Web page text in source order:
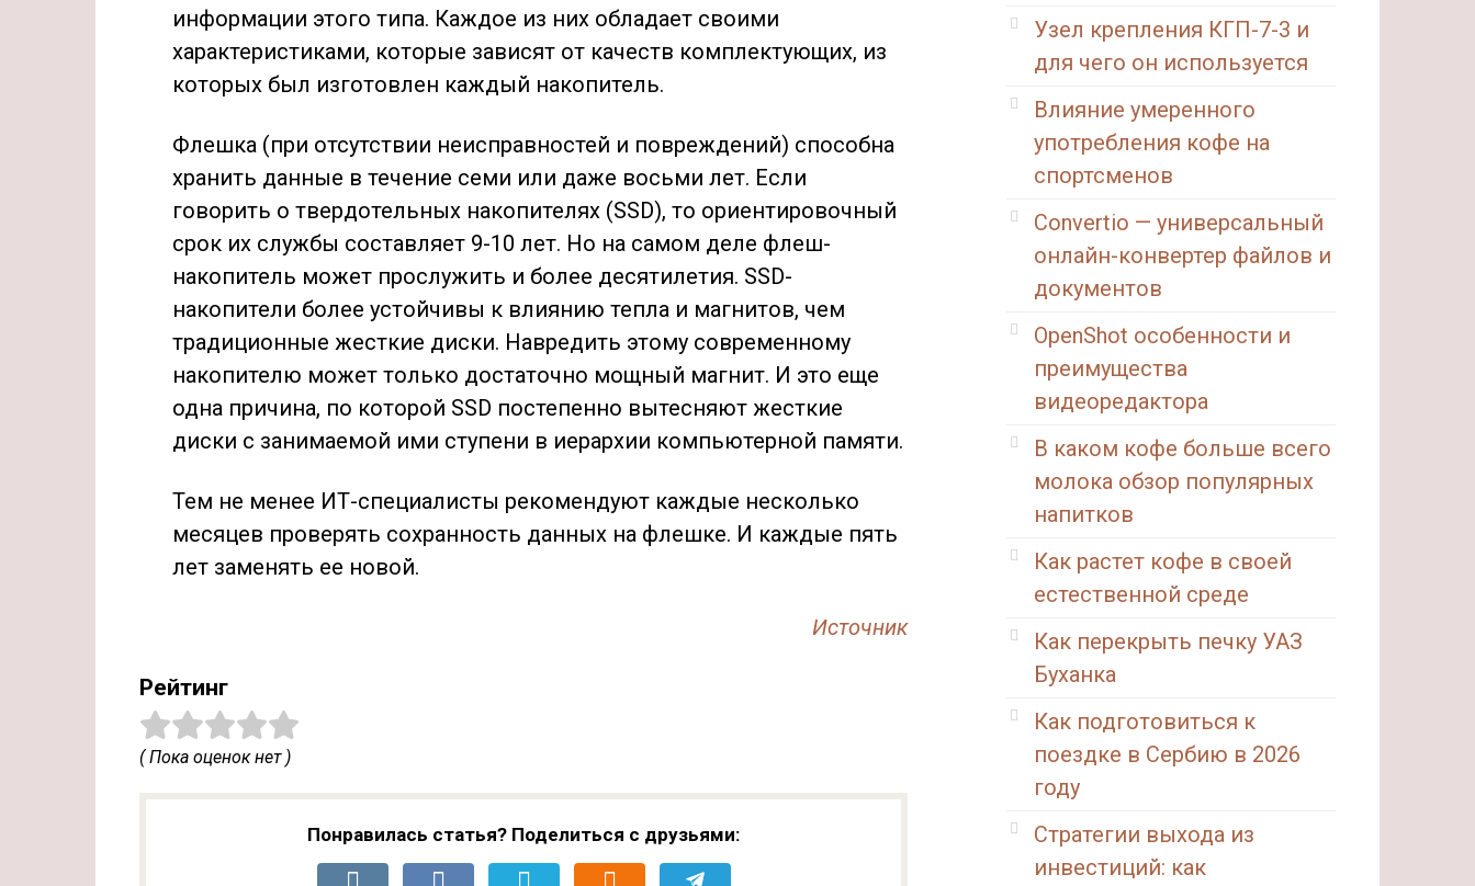
информации этого типа. Каждое из них обладает своими
характеристиками, которые зависят от качеств комплектующих, из
которых был изготовлен каждый накопитель.
Флешка (при отсутствии неисправностей и повреждений) способна
хранить данные в течение семи или даже восьми лет. Если
говорить о твердотельных накопителях (SSD), то ориентировочный
срок их службы составляет 9-10 лет. Но на самом деле флеш-
накопитель может прослужить и более десятилетия. SSD-
накопители более устойчивы к влиянию тепла и магнитов, чем
традиционные жесткие диски. Навредить этому современному
накопителю может только достаточно мощный магнит. И это еще
одна причина, по которой SSD постепенно вытесняют жесткие
диски с занимаемой ими ступени в иерархии компьютерной памяти.
Тем не менее ИТ-специалисты рекомендуют каждые несколько
месяцев проверять сохранность данных на флешке. И каждые пять
лет заменять ее новой.
Источник
Рейтинг
( Пока оценок нет )
Понравилась статья? Поделиться с друзьями:
Узел крепления КГП-7-3 и
для чего он используется
Влияние умеренного
употребления кофе на
спортсменов
Convertio — универсальный
онлайн-конвертер файлов и
документов
OpenShot особенности и
преимущества
видеоредактора
В каком кофе больше всего
молока обзор популярных
напитков
Как растет кофе в своей
естественной среде
Как перекрыть печку УАЗ
Буханка
Как подготовиться к
поездке в Сербию в 2026
году
Стратегии выхода из
инвестиций: как